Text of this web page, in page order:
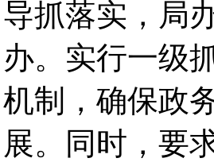
导抓落实，局
办。实行一级
机制，确保政
展。同时，要